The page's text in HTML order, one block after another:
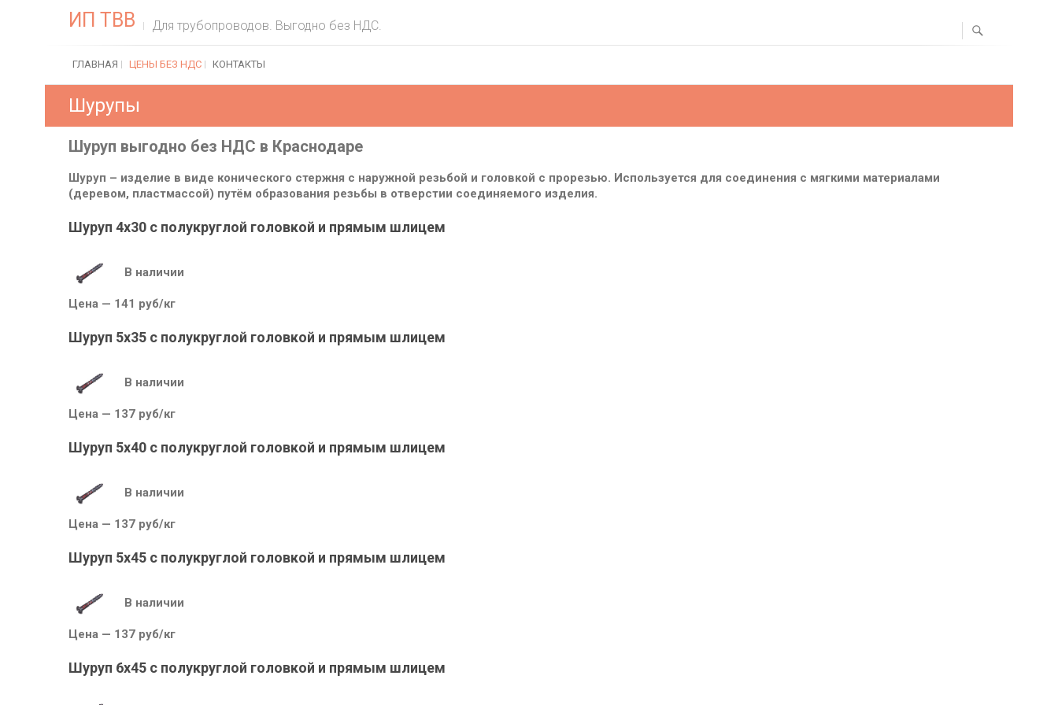
ИП ТВВ Для трубопроводов. Выгодно без НДС.
ГЛАВНАЯ ЦЕНЫ БЕЗ НДС КОНТАКТЫ
Шурупы
Шуруп выгодно без НДС в Краснодаре
Шуруп – изделие в виде конического стержня с наружной резьбой и головкой с прорезью. Используется для соединения с мягкими материалами
(деревом, пластмассой) путём образования резьбы в отверстии соединяемого изделия.
Шуруп 4х30 с полукруглой головкой и прямым шлицем
В наличии
Цена — 141 руб/кг
Шуруп 5х35 с полукруглой головкой и прямым шлицем
В наличии
Цена — 137 руб/кг
Шуруп 5х40 с полукруглой головкой и прямым шлицем
В наличии
Цена — 137 руб/кг
Шуруп 5х45 с полукруглой головкой и прямым шлицем
В наличии
Цена — 137 руб/кг
Шуруп 6х45 с полукруглой головкой и прямым шлицем